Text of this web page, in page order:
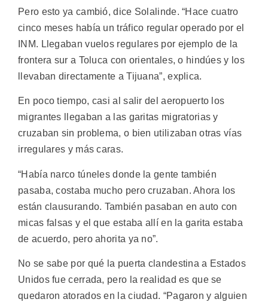
Pero esto ya cambió, dice Solalinde. “Hace cuatro
cinco meses había un tráfico regular operado por el
INM. Llegaban vuelos regulares por ejemplo de la
frontera sur a Toluca con orientales, o hindúes y los
llevaban directamente a Tijuana”, explica.
En poco tiempo, casi al salir del aeropuerto los
migrantes llegaban a las garitas migratorias y
cruzaban sin problema, o bien utilizaban otras vías
irregulares y más caras.
“Había narco túneles donde la gente también
pasaba, costaba mucho pero cruzaban. Ahora los
están clausurando. También pasaban en auto con
micas falsas y el que estaba allí en la garita estaba
de acuerdo, pero ahorita ya no”.
No se sabe por qué la puerta clandestina a Estados
Unidos fue cerrada, pero la realidad es que se
quedaron atorados en la ciudad. “Pagaron y alguien